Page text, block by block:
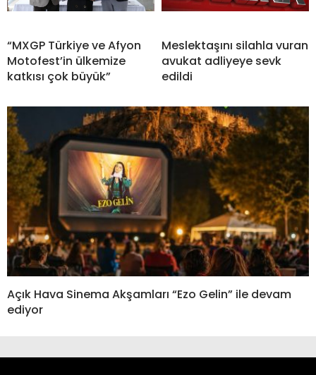
“MXGP Türkiye ve Afyon
Motofest’in ülkemize
katkısı çok büyük”
Meslektaşını silahla vuran
avukat adliyeye sevk
edildi
Açık Hava Sinema Akşamları “Ezo Gelin” ile devam
ediyor